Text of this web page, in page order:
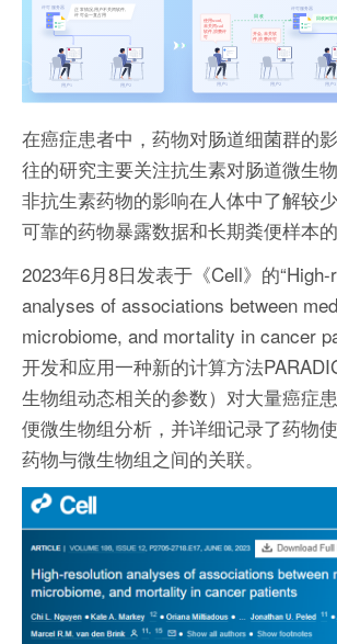
在癌症患者中，药物对肠道细菌群的
往的研究主要关注抗生素对肠道微生
非抗生素药物的影响在人体中了解较
可靠的药物暴露数据和长期粪便样本的
2023年6月8日发表于《Cell》的
analyses of associations between
microbiome, and mortality in cancer
开发和应用一种新的计算方法
生物组动态相关的参数）对大量癌症
便微生物组分析，并详细记录了药物
药物与微生物组之间的关联。